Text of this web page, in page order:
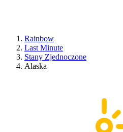
Rainbow
Last Minute
Stany Zjednoczone
Alaska